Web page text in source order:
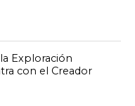
Exploración
con el Creador